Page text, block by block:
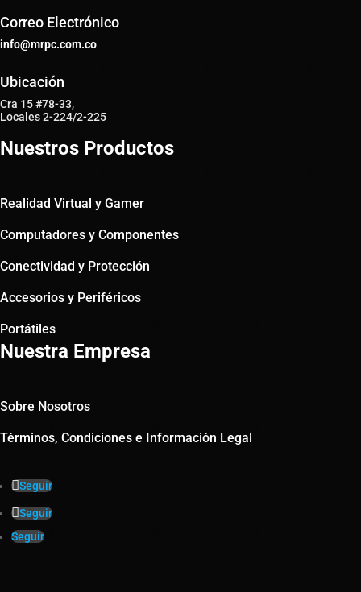
Correo Electrónico
info@mrpc.com.co
Ubicación
Cra 15 #78-33,
Locales 2-224/2-225
Nuestros Productos
Realidad Virtual y Gamer
Computadores y Componentes
Conectividad y Protección
Accesorios y Periféricos
Portátiles
Nuestra Empresa
Sobre Nosotros
Términos, Condiciones e Información Legal
Seguir
Seguir
Seguir